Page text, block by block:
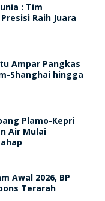
: Tim
Raih Juara
Ampar Pangkas
Shanghai hingga
Plamo-Kepri
Air Mulai
Awal 2026, BP
Terarah